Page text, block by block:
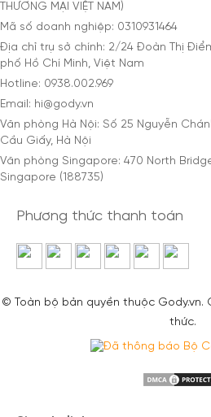
THƯƠNG MẠI VIỆT NAM)
Mã số doanh nghiệp: 0310931464
Địa chỉ trụ sở chính: 2/24 Đoàn Thị
phố Hồ Chí Minh, Việt Nam
Hotline: 0938.002.969
Email: hi@gody.vn
Văn phòng Hà Nội: Số 25 Nguyễn
Cầu Giấy, Hà Nội
Văn phòng Singapore: 470 North
Singapore (188735)
Phương thức thanh toán
© Toàn bộ bản quyền thuộc Gody.vn.
thức.